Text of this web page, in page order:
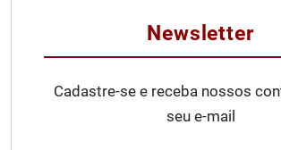
Newsletter
Cadastre-se e receba nossos
seu e-mail